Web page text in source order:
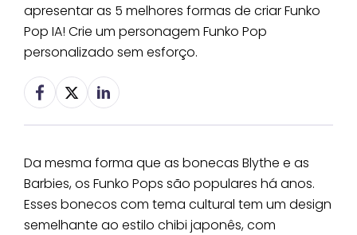
apresentar as 5 melhores formas de criar Funko
Pop IA! Crie um personagem Funko Pop
personalizado sem esforço.
Da mesma forma que as bonecas Blythe e as
Barbies, os Funko Pops são populares há anos.
Esses bonecos com tema cultural tem um design
semelhante ao estilo chibi japonês, com